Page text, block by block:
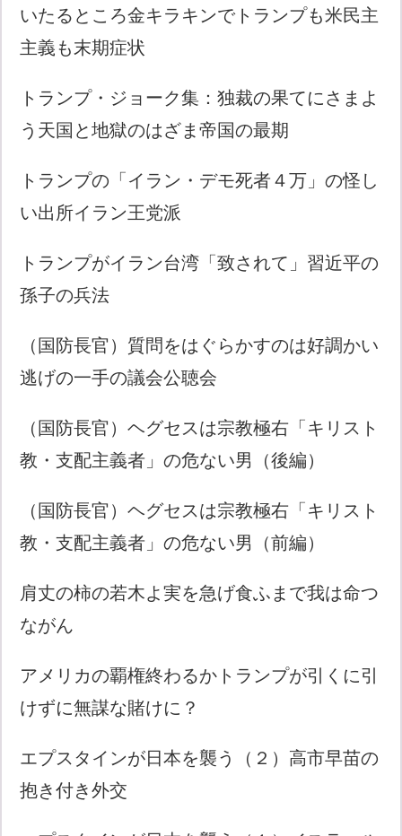
いたるところ金キラキンでトランプも米民主
主義も末期症状
トランプ・ジョーク集：独裁の果てにさまよ
う天国と地獄のはざま帝国の最期
トランプの「イラン・デモ死者４万」の怪し
い出所イラン王党派
トランプがイラン台湾「致されて」習近平の
孫子の兵法
（国防長官）質問をはぐらかすのは好調かい
逃げの一手の議会公聴会
（国防長官）ヘグセスは宗教極右「キリスト
教・支配主義者」の危ない男（後編）
（国防長官）ヘグセスは宗教極右「キリスト
教・支配主義者」の危ない男（前編）
肩丈の柿の若木よ実を急げ食ふまで我は命つ
ながん
アメリカの覇権終わるかトランプが引くに引
けずに無謀な賭けに？
エプスタインが日本を襲う（２）高市早苗の
抱き付き外交